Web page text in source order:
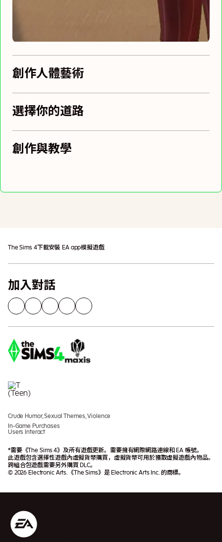
創作人體藝術
選擇你的道路
創作與教學
The Sims 4下載安裝 EA app模擬遊戲
加入對話
Crude Humor, Sexual Themes, Violence
In-Game Purchases
Users Interact
*需要《The Sims 4》及所有遊戲更新。需要擁有網際網路連線和 EA 帳號。
此遊戲包含選擇性遊戲內虛擬貨幣購買，虛擬貨幣可用於獲取虛擬遊戲內物品。
跨組合包遊戲需要另外購買 DLC。
© 2026 Electronic Arts.《The Sims》是 Electronic Arts Inc. 的商標。